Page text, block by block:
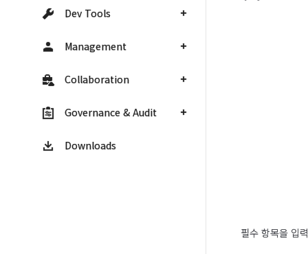
Dev Tools
Management
Collaboration
Governance & Audit
Downloads
필수 항목을 입